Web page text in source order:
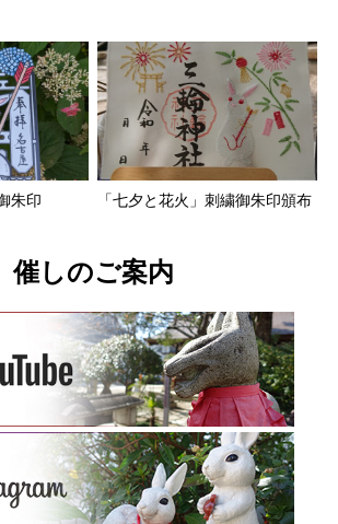
朱印 「七夕と花火」刺繍御朱印頒布
催しのご案内